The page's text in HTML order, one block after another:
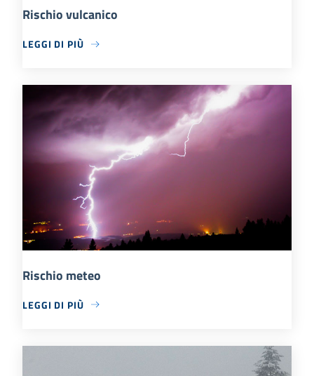
Rischio vulcanico
LEGGI DI PIÙ
Rischio meteo
LEGGI DI PIÙ